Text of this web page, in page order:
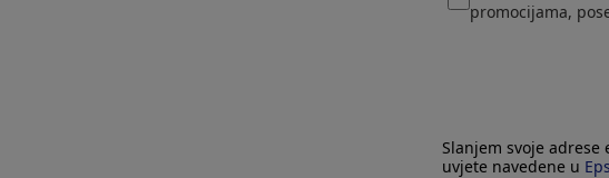
promocijama,
Slanjem svoje
uvjete navedene u